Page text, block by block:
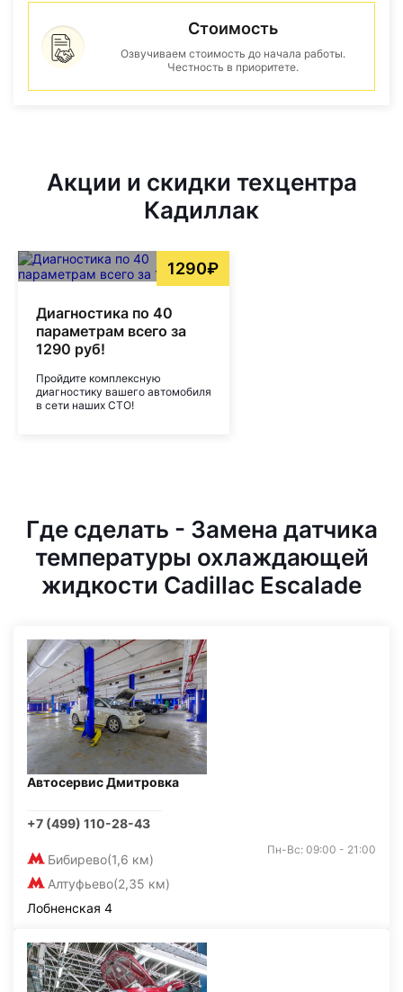
Стоимость
Озвучиваем стоимость до начала работы.
Честность в приоритете.
Акции и скидки техцентра
Кадиллак
1290₽
Диагностика по 40
параметрам всего за
1290 руб!
Пройдите комплексную
диагностику вашего автомобиля
в сети наших СТО!
Где сделать - Замена датчика
температуры охлаждающей
жидкости Cadillac Escalade
Автосервис Дмитровка
+7 (499) 110-28-43
Бибирево(1,6 км)
Алтуфьево(2,35 км)
Пн-Вс: 09:00 - 21:00
Лобненская 4